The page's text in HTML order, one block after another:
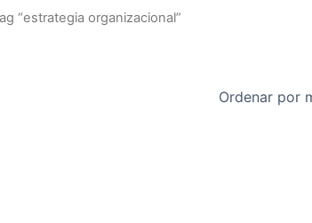
“estrategia organizacional”